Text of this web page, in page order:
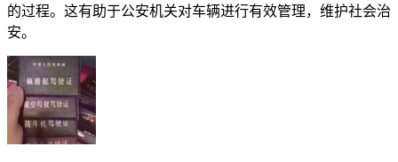
的过程。这有助于公安机关对车辆进行有效管理，维护社会治
安。